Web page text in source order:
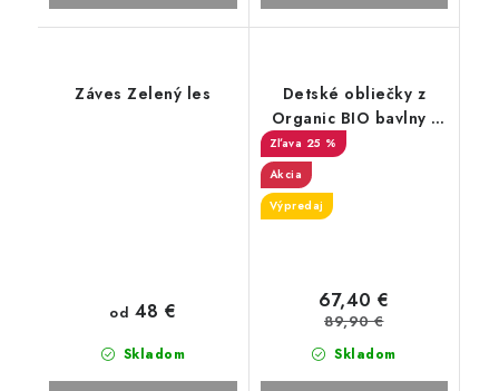
Záves Zelený les
Skladom
od 48 €
Detské obliečky z
Organic BIO bavlny -
Children's 23
25 %
Akcia
Výpredaj
Skladom
67,40 €
89,90 €